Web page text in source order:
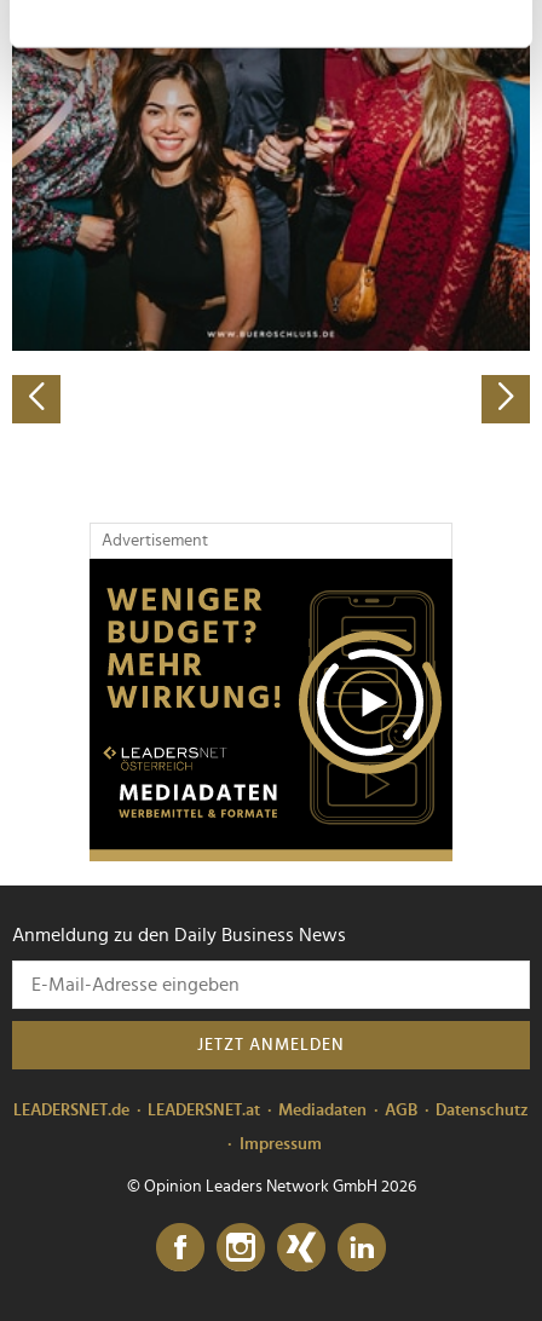
bestimmten Merkmalen (Fingerprinting) identifizieren
Erfahren Sie mehr darüber, wie Ihre persönlichen Daten
verarbeitet werden, und legen Sie Ihre Präferenzen im
Abschnitt Einzelheitenfest.
Wir verwenden Cookies, um Inhalte und Anzeigen zu
personalisieren, Funktionen für soziale Medien anbieten
zu können und die Zugriffe auf unsere Website zu
analysieren. Außerdem geben wir Informationen zu Ihrer
Verwendung unserer Website an unsere Partner für
Partner führen diese Informationen möglicherweise mit
weiteren Daten zusammen, die Sie ihnen bereitgestellt
Advertisement
Anmeldung zu den Daily Business News
JETZT ANMELDEN
LEADERSNET.de LEADERSNET.at Mediadaten AGB
Datenschutz
Impressum
© Opinion Leaders Network GmbH 2026